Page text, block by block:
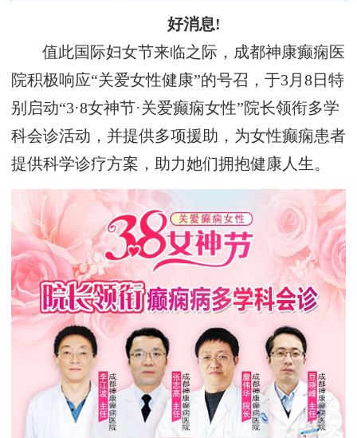
好消息!
值此国际妇女节来临之际，成都神康癫痫医
院积极响应“关爱女性健康”的号召，于3月8日特
别启动“3·8女神节·关爱癫痫女性”院长领衔多学
科会诊活动，并提供多项援助，为女性癫痫患者
提供科学诊疗方案，助力她们拥抱健康人生。